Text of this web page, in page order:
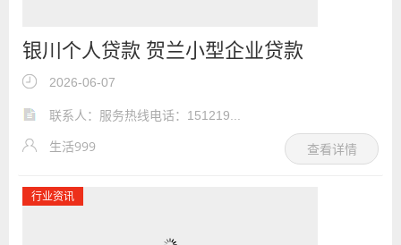
银川个人贷款 贺兰小型企业贷款
2026-06-07
联系人：服务热线电话：151219...
生活999 查看详情
行业资讯